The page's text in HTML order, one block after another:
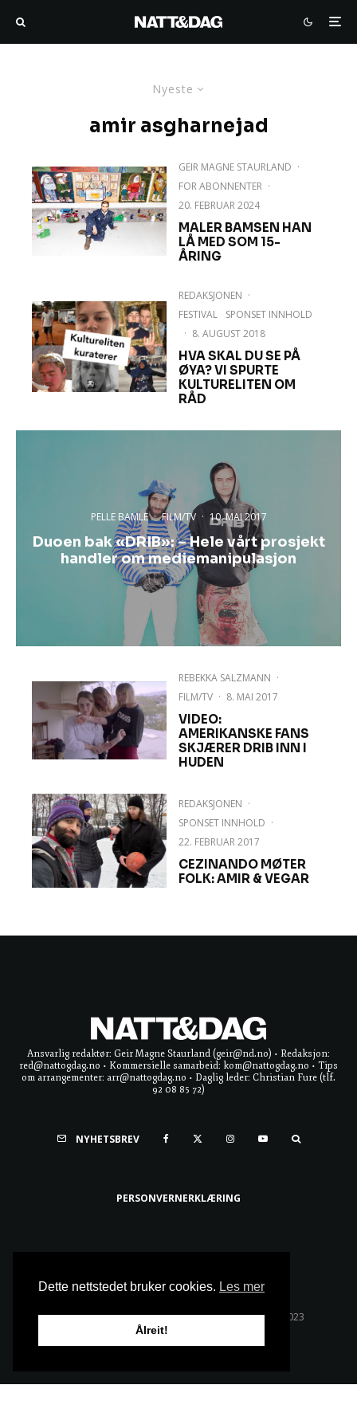
Nyeste
amir asgharnejad
GEIR MAGNE STAURLAND ·
FOR ABONNENTER ·
20. FEBRUAR 2024
MALER BAMSEN HAN
LÅ MED SOM 15-
ÅRING
REDAKSJONEN ·
FESTIVAL
SPONSET INNHOLD
· 8. AUGUST 2018
HVA SKAL DU SE PÅ
ØYA? VI SPURTE
KULTURELITEN OM
RÅD
PELLE BAMLE · FILM/TV · 10. MAI 2017
Duoen bak «DRIB»: – Hele vårt prosjekt
handler om mediemanipulasjon
REBEKKA SALZMANN ·
FILM/TV · 8. MAI 2017
VIDEO:
AMERIKANSKE FANS
SKJÆRER DRIB INN I
HUDEN
REDAKSJONEN ·
SPONSET INNHOLD ·
22. FEBRUAR 2017
CEZINANDO MØTER
FOLK: AMIR & VEGAR
Ansvarlig redaktør: Geir Magne Staurland (geir@nd.no) • Redaksjon:
red@nattogdag.no • Kommersielle samarbeid: kom@nattogdag.no • Tips
om arrangementer: arr@nattogdag.no • Daglig leder: Christian Fure (tlf.
92 08 85 72)
NYHETSBREV
PERSONVERNERKLÆRING
Alle rettigheter reservert • Copyright © Natt & Dag 2023
Dette nettstedet bruker cookies. Les mer
Ålreit!